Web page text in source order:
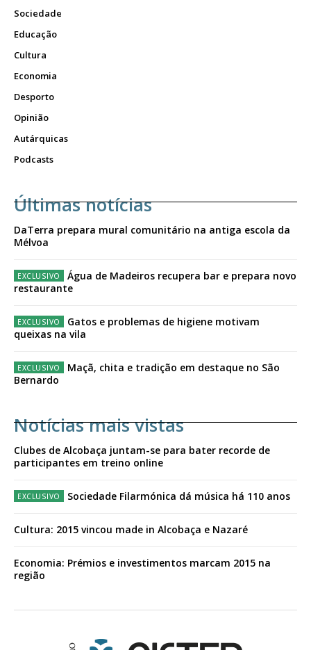
Sociedade
Educação
Cultura
Economia
Desporto
Opinião
Autárquicas
Podcasts
Últimas notícias
DaTerra prepara mural comunitário na antiga escola da
Mélvoa
Água de Madeiros recupera bar e prepara novo
restaurante
Gatos e problemas de higiene motivam
queixas na vila
Maçã, chita e tradição em destaque no São
Bernardo
Notícias mais vistas
Clubes de Alcobaça juntam-se para bater recorde de
participantes em treino online
Sociedade Filarmónica dá música há 110 anos
Cultura: 2015 vincou made in Alcobaça e Nazaré
Economia: Prémios e investimentos marcam 2015 na
região